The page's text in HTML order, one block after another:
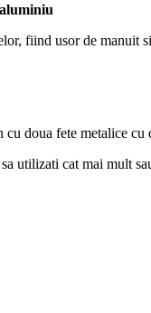
fiind usor de manuit
doua fete metalice
utilizati cat mai mult